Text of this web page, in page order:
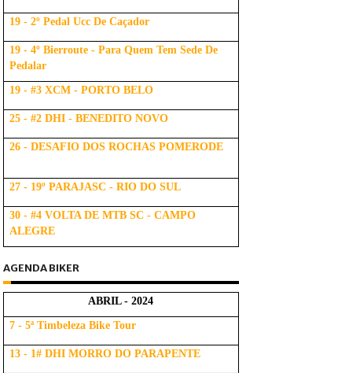
19 - 2º Pedal Ucc De Caçador
19 - 4º Bierroute - Para Quem Tem Sede De
Pedalar
19 - #3 XCM - PORTO BELO
25 - #2 DHI - BENEDITO NOVO
26 - DESAFIO DOS ROCHAS POMERODE
27 - 19º PARAJASC - RIO DO SUL
30 - #4 VOLTA DE MTB SC - CAMPO
ALEGRE
AGENDA BIKER
ABRIL - 2024
7 - 5ª Timbeleza Bike Tour
13 - 1# DHI MORRO DO PARAPENTE